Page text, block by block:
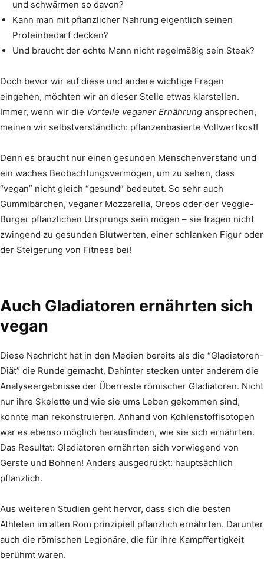
und schwärmen so davon?
Kann man mit pflanzlicher Nahrung eigentlich seinen
Proteinbedarf decken?
Und braucht der echte Mann nicht regelmäßig sein Steak?
Doch bevor wir auf diese und andere wichtige Fragen
eingehen, möchten wir an dieser Stelle etwas klarstellen.
Immer, wenn wir die Vorteile veganer Ernährung ansprechen,
meinen wir selbstverständlich: pflanzenbasierte Vollwertkost!
Denn es braucht nur einen gesunden Menschenverstand und
ein waches Beobachtungsvermögen, um zu sehen, dass
“vegan” nicht gleich “gesund” bedeutet. So sehr auch
Gummibärchen, veganer Mozzarella, Oreos oder der Veggie-
Burger pflanzlichen Ursprungs sein mögen – sie tragen nicht
zwingend zu gesunden Blutwerten, einer schlanken Figur oder
der Steigerung von Fitness bei!
Auch Gladiatoren ernährten sich
vegan
Diese Nachricht hat in den Medien bereits als die “Gladiatoren-
Diät” die Runde gemacht. Dahinter stecken unter anderem die
Analyseergebnisse der Überreste römischer Gladiatoren. Nicht
nur ihre Skelette und wie sie ums Leben gekommen sind,
konnte man rekonstruieren. Anhand von Kohlenstoffisotopen
war es ebenso möglich herausfinden, wie sie sich ernährten.
Das Resultat: Gladiatoren ernährten sich vorwiegend von
Gerste und Bohnen! Anders ausgedrückt: hauptsächlich
pflanzlich.
Aus weiteren Studien geht hervor, dass sich die besten
Athleten im alten Rom prinzipiell pflanzlich ernährten. Darunter
auch die römischen Legionäre, die für ihre Kampffertigkeit
berühmt waren.